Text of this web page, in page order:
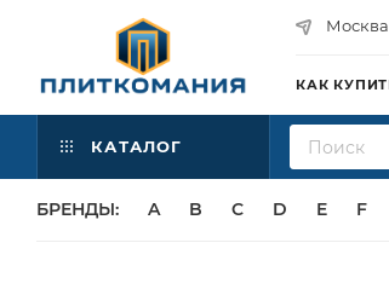
Москва
КАК
КАТАЛОГ
БРЕНДЫ: A B C D E F